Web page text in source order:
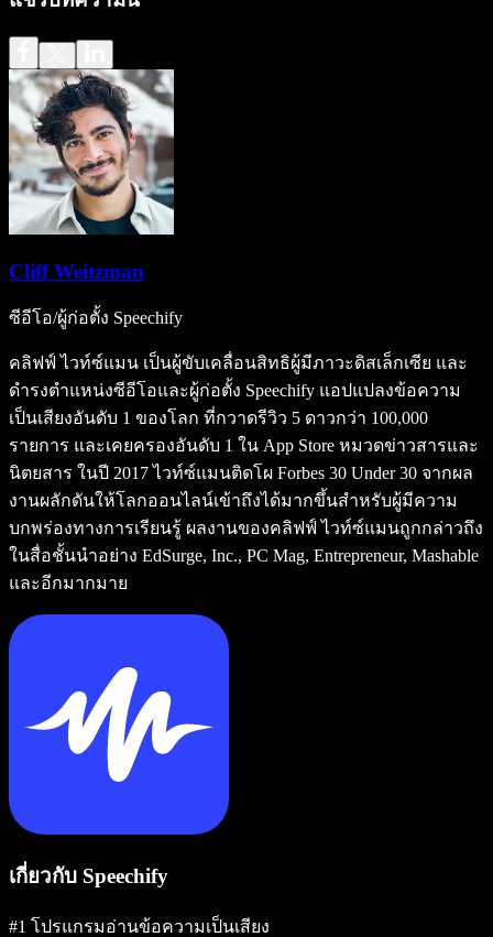
Cliff Weitzman
ซีอีโอ/ผู้ก่อตั้ง Speechify
คลิฟฟ์ ไวท์ซ์แมน เป็นผู้ขับเคลื่อนสิทธิผู้มีภาวะดิสเล็กเซีย และ
ดำรงตำแหน่งซีอีโอและผู้ก่อตั้ง Speechify แอปแปลงข้อความ
เป็นเสียงอันดับ 1 ของโลก ที่กวาดรีวิว 5 ดาวกว่า 100,000
รายการ และเคยครองอันดับ 1 ใน App Store หมวดข่าวสารและ
นิตยสาร ในปี 2017 ไวท์ซ์แมนติดโผ Forbes 30 Under 30 จากผล
งานผลักดันให้โลกออนไลน์เข้าถึงได้มากขึ้นสำหรับผู้มีความ
บกพร่องทางการเรียนรู้ ผลงานของคลิฟฟ์ ไวท์ซ์แมนถูกกล่าวถึง
ในสื่อชั้นนำอย่าง EdSurge, Inc., PC Mag, Entrepreneur, Mashable
และอีกมากมาย
เกี่ยวกับ Speechify
#1 โปรแกรมอ่านข้อความเป็นเสียง